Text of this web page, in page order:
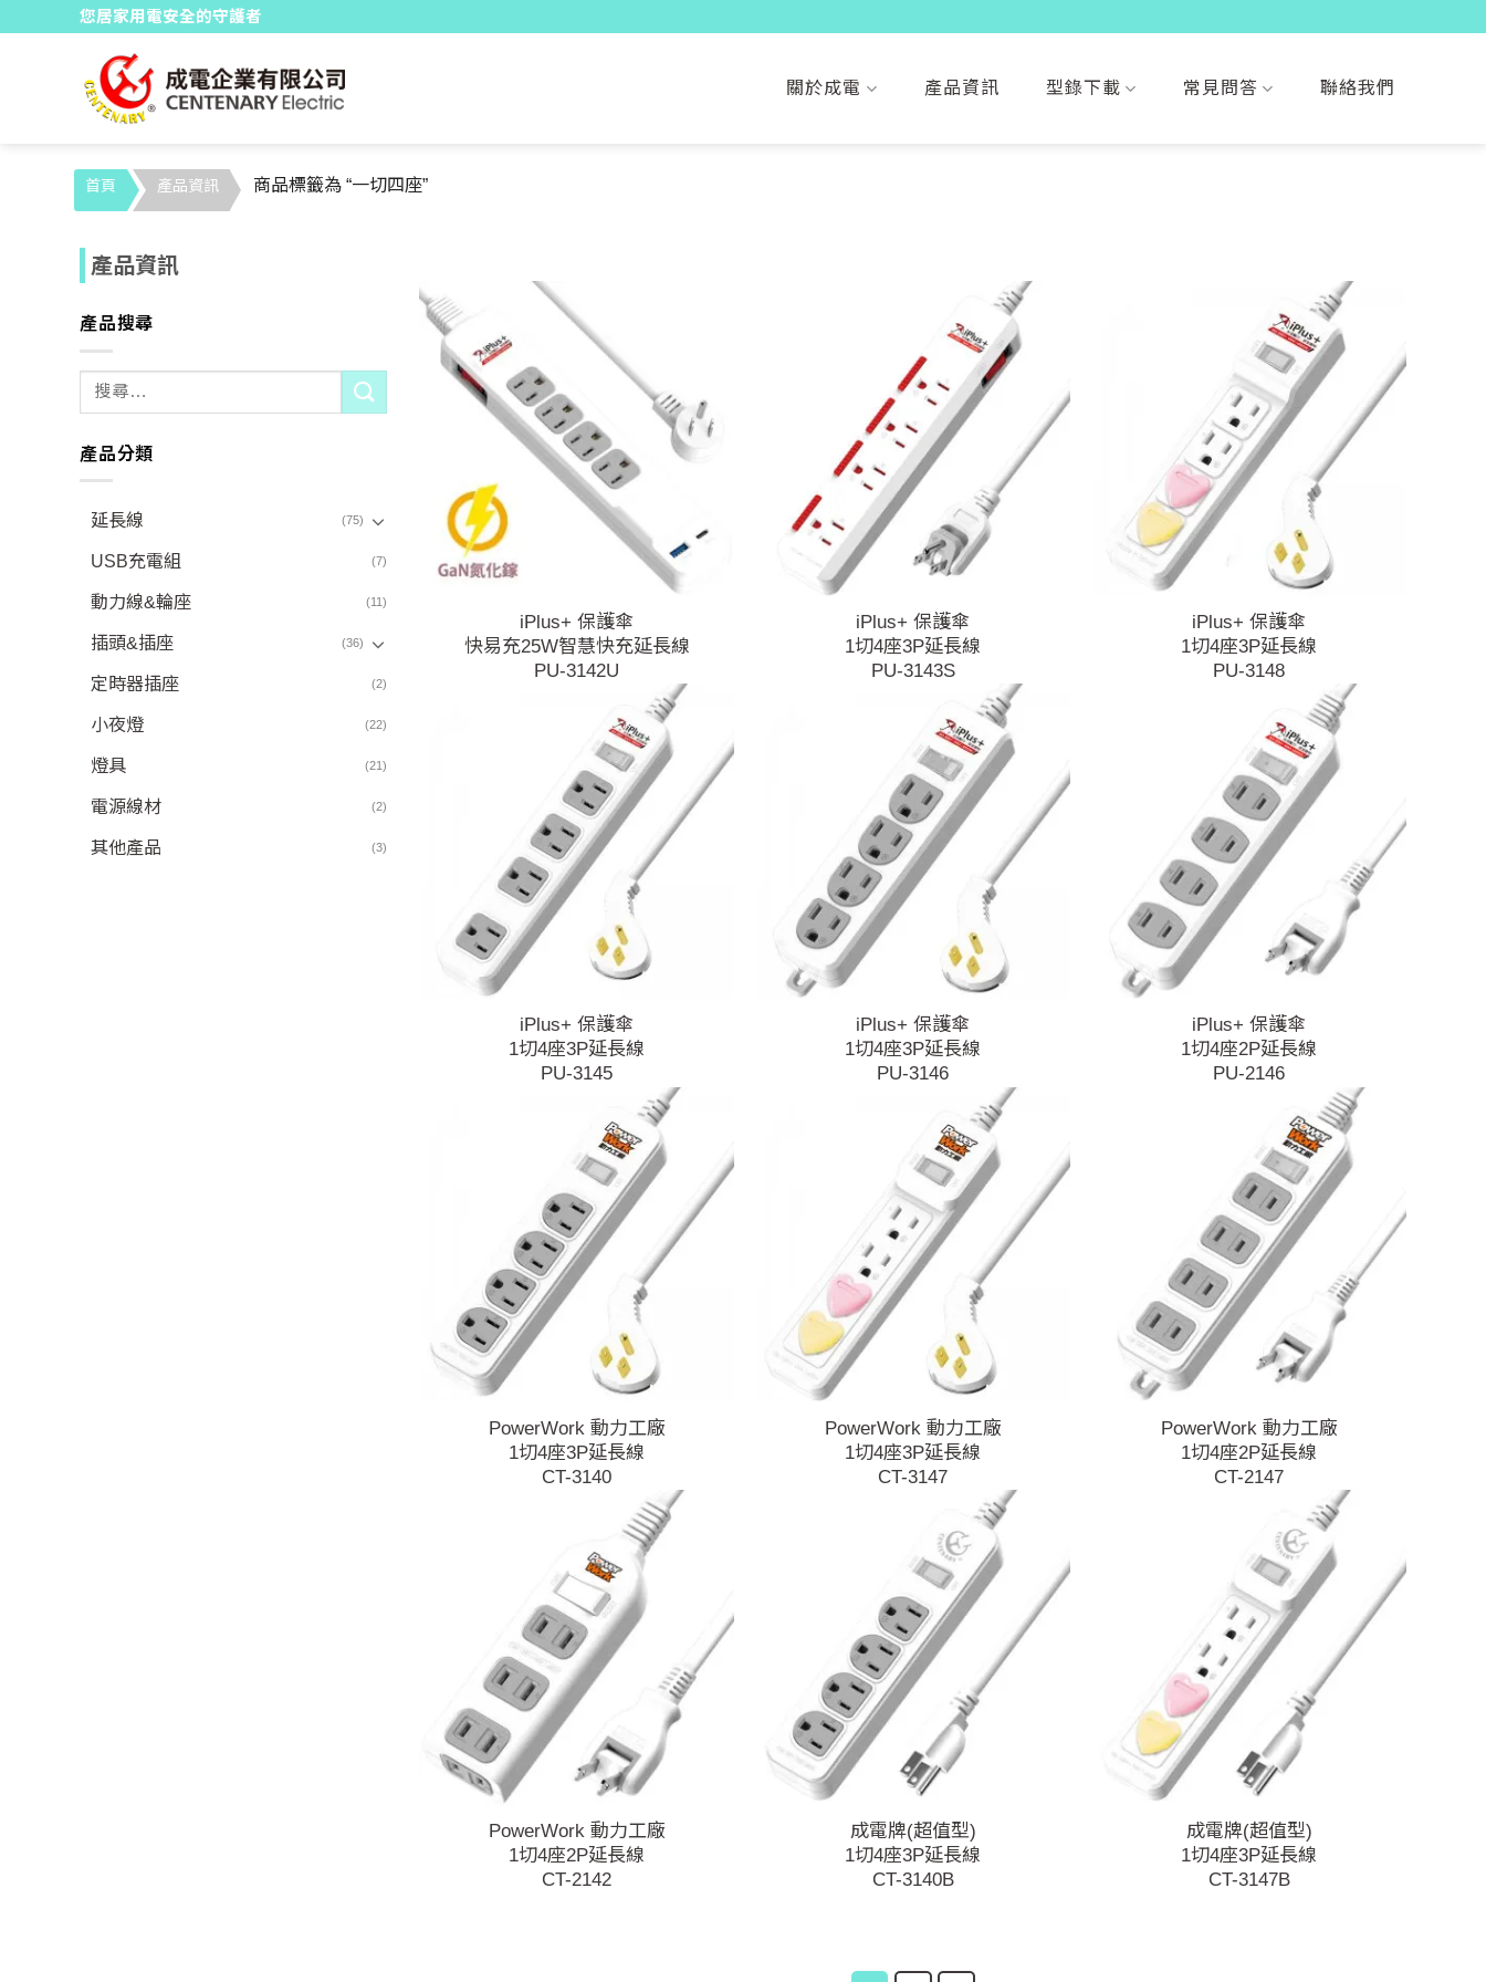
您居家用電安全的守護者
關於成電 產品資訊 型錄下載 常見問答 聯絡我們
首頁 產品資訊 商品標籤為 “一切四座”
產品資訊
產品搜尋
產品分類
延長線 (75)
USB充電組 (7)
動力線&輪座 (11)
插頭&插座 (36)
定時器插座 (2)
小夜燈 (22)
燈具 (21)
電源線材 (2)
其他產品 (3)
iPlus+ 保護傘
快易充25W智慧快充延長線
PU-3142U
iPlus+ 保護傘
1切4座3P延長線
PU-3143S
iPlus+ 保護傘
1切4座3P延長線
PU-3148
iPlus+ 保護傘
1切4座3P延長線
PU-3145
iPlus+ 保護傘
1切4座3P延長線
PU-3146
iPlus+ 保護傘
1切4座2P延長線
PU-2146
PowerWork 動力工廠
1切4座3P延長線
CT-3140
PowerWork 動力工廠
1切4座3P延長線
CT-3147
PowerWork 動力工廠
1切4座2P延長線
CT-2147
PowerWork 動力工廠
1切4座2P延長線
CT-2142
成電牌(超值型)
1切4座3P延長線
CT-3140B
成電牌(超值型)
1切4座3P延長線
CT-3147B